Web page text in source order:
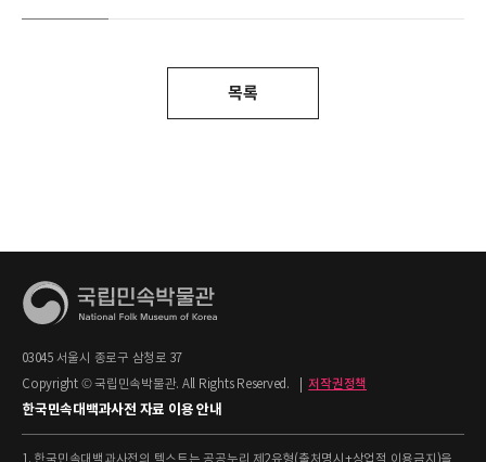
목록
03045 서울시 종로구 삼청로 37
Copyright © 국립민속박물관. All Rights Reserved.
저작권정책
한국민속대백과사전 자료 이용 안내
1. 한국민속대백과사전의 텍스트는 공공누리 제2유형(출처명시+상업적 이용금지)을